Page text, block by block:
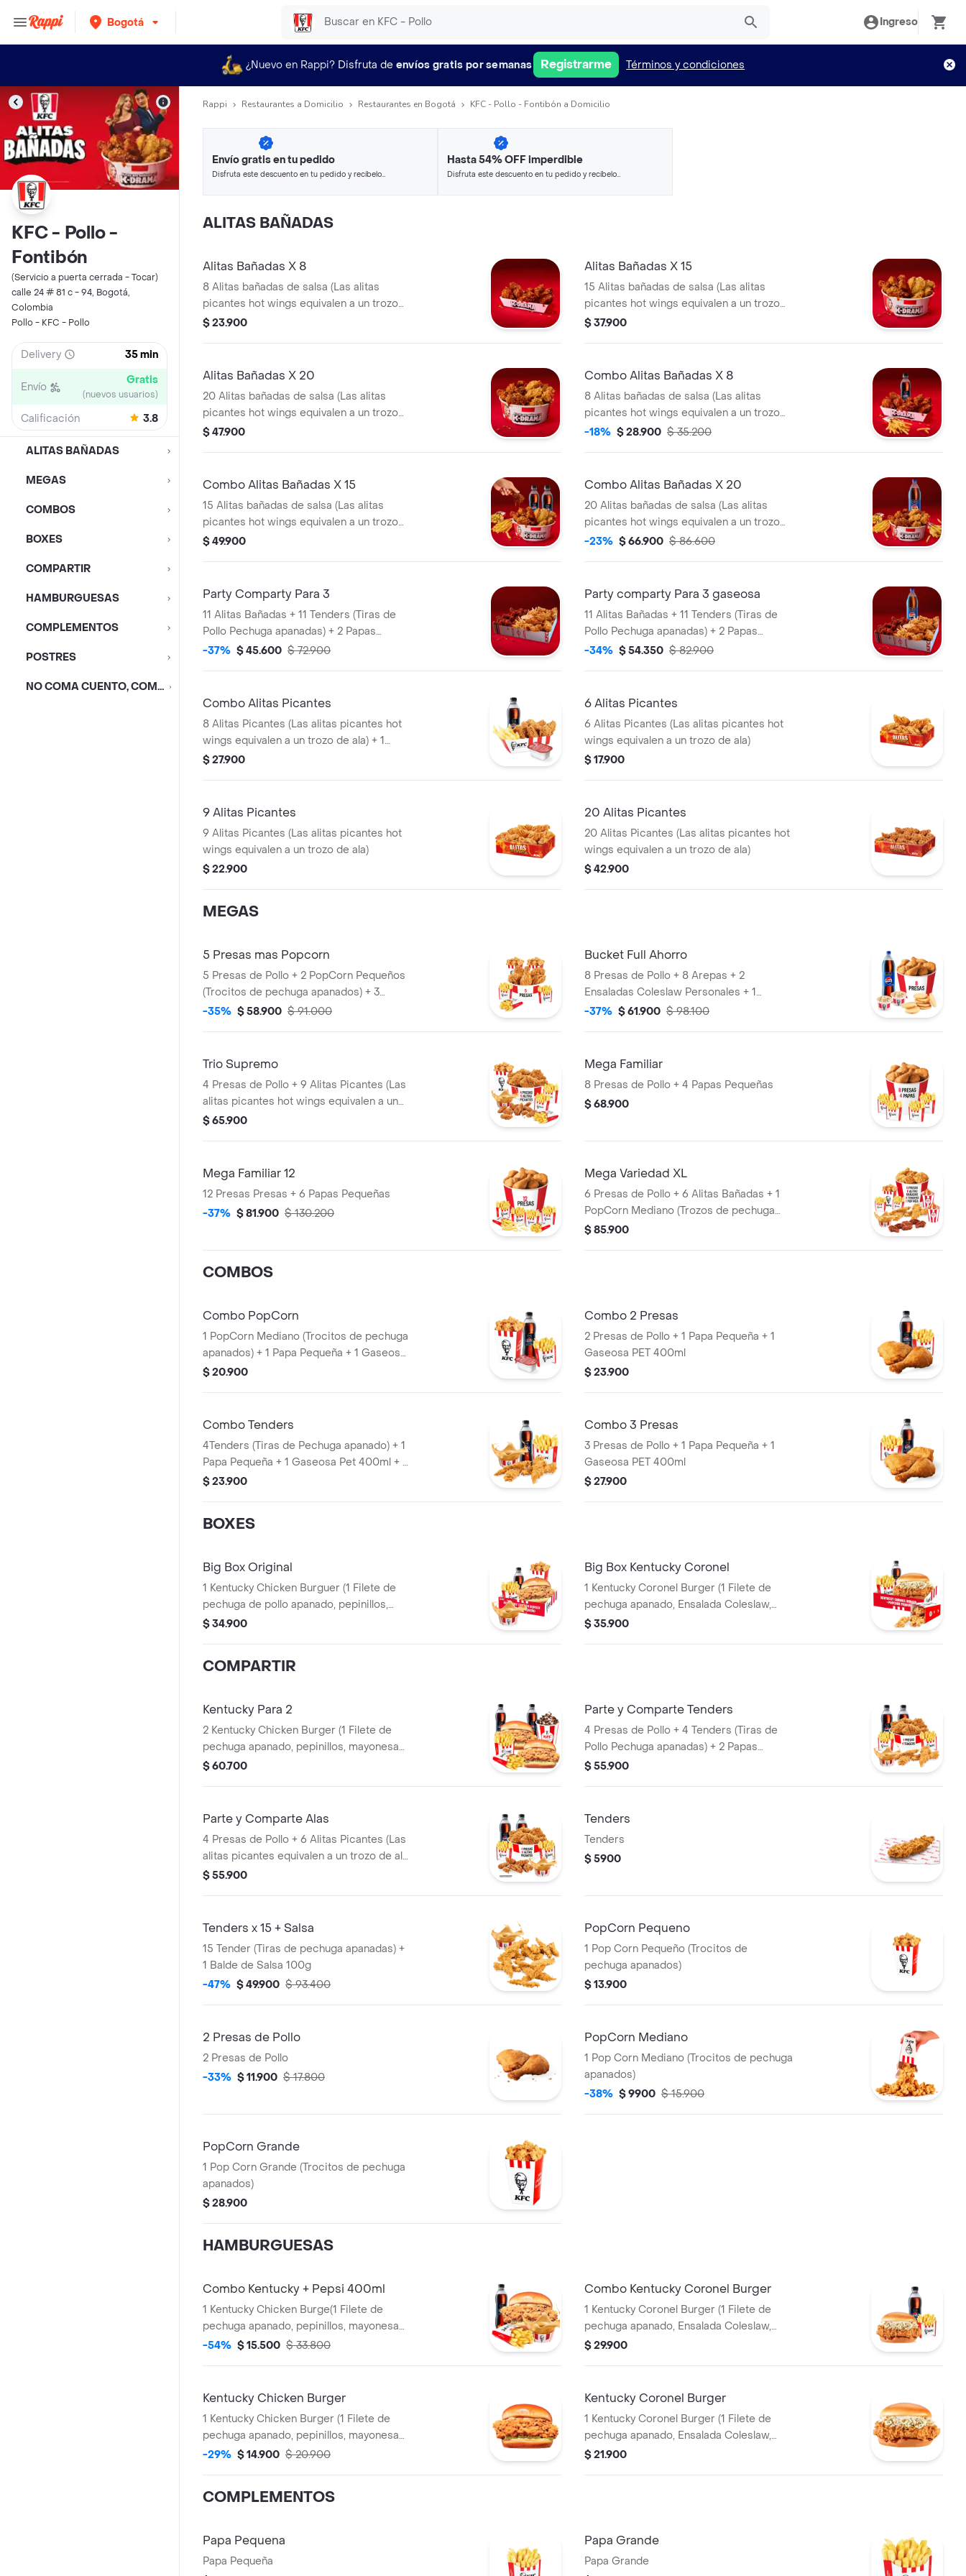
Bogotá Ingreso
¿Nuevo en Rappi? Disfruta de envíos gratis por semanas Registrarme Términos y condiciones
KFC - Pollo -
Fontibón
(Servicio a puerta cerrada - Tocar)
calle 24 # 81 c - 94, Bogotá,
Colombia
Pollo - KFC - Pollo
Delivery 35 min
Envío Gratis
(nuevos usuarios)
Calificación 3.8
ALITAS BAÑADAS
MEGAS
COMBOS
BOXES
COMPARTIR
HAMBURGUESAS
COMPLEMENTOS
POSTRES
NO COMA CUENTO, COMA DESCUENTO
Rappi Restaurantes a Domicilio Restaurantes en Bogotá KFC - Pollo - Fontibón a Domicilio
Envío gratis en tu pedido
Disfruta este descuento en tu pedido y recíbelo
Hasta 54% OFF imperdible
Disfruta este descuento en tu pedido y recíbelo
ALITAS BAÑADAS
Alitas Bañadas X 8
8 Alitas bañadas de salsa (Las alitas
picantes hot wings equivalen a un trozo
de ala)
$ 23.900
Alitas Bañadas X 15
15 Alitas bañadas de salsa (Las alitas
picantes hot wings equivalen a un trozo
de ala)
$ 37.900
Alitas Bañadas X 20
20 Alitas bañadas de salsa (Las alitas
picantes hot wings equivalen a un trozo
de ala)
$ 47.900
Combo Alitas Bañadas X 8
8 Alitas bañadas de salsa (Las alitas
picantes hot wings equivalen a un trozo
de ala) + 1 Papa Pequeña + 1 Gaseosa Pet
-18% $ 28.900 $ 35.200
Combo Alitas Bañadas X 15
15 Alitas bañadas de salsa (Las alitas
picantes hot wings equivalen a un trozo
de ala) + 2 Papa Pequeña + 2 Gaseosa Pet
$ 49.900
Combo Alitas Bañadas X 20
20 Alitas bañadas de salsa (Las alitas
picantes hot wings equivalen a un trozo
de ala) + 3 Papa Pequeña + 1 Gaseosa 1,5
-23% $ 66.900 $ 86.600
Party Comparty Para 3
11 Alitas Bañadas + 11 Tenders (Tiras de
Pollo Pechuga apanadas) + 2 Papas
Pequeñas + 1 Balde de Salsa 100g
-37% $ 45.600 $ 72.900
Party comparty Para 3 gaseosa
11 Alitas Bañadas + 11 Tenders (Tiras de
Pollo Pechuga apanadas) + 2 Papas
Pequeñas + 1 Balde de Salsa 100g + 1
-34% $ 54.350 $ 82.900
Combo Alitas Picantes
8 Alitas Picantes (Las alitas picantes hot
wings equivalen a un trozo de ala) + 1
Papa Pequeña + 1 Gaseosa PET 400ml + +
$ 27.900
6 Alitas Picantes
6 Alitas Picantes (Las alitas picantes hot
wings equivalen a un trozo de ala)
$ 17.900
9 Alitas Picantes
9 Alitas Picantes (Las alitas picantes hot
wings equivalen a un trozo de ala)
$ 22.900
20 Alitas Picantes
20 Alitas Picantes (Las alitas picantes hot
wings equivalen a un trozo de ala)
$ 42.900
MEGAS
5 Presas mas Popcorn
5 Presas de Pollo + 2 PopCorn Pequeños
(Trocitos de pechuga apanados) + 3
Papas Pequeñas
-35% $ 58.900 $ 91.000
Bucket Full Ahorro
8 Presas de Pollo + 8 Arepas + 2
Ensaladas Coleslaw Personales + 1
Gaseosa 1,5 Litros
-37% $ 61.900 $ 98.100
Trio Supremo
4 Presas de Pollo + 9 Alitas Picantes (Las
alitas picantes hot wings equivalen a un
trozo de ala) + 1 PopCorn Mediano (Trozos
$ 65.900
Mega Familiar
8 Presas de Pollo + 4 Papas Pequeñas
$ 68.900
Mega Familiar 12
12 Presas Presas + 6 Papas Pequeñas
-37% $ 81.900 $ 130.200
Mega Variedad XL
6 Presas de Pollo + 6 Alitas Bañadas + 1
PopCorn Mediano (Trozos de pechuga
apanados) + 4 Tenders (Tiras de Pollo
$ 85.900
COMBOS
Combo PopCorn
1 PopCorn Mediano (Trocitos de pechuga
apanados) + 1 Papa Pequeña + 1 Gaseosa
PET 400ml + 1 Blister de Salsa BBQ
$ 20.900
Combo 2 Presas
2 Presas de Pollo + 1 Papa Pequeña + 1
Gaseosa PET 400ml
$ 23.900
Combo Tenders
4Tenders (Tiras de Pechuga apanado) + 1
Papa Pequeña + 1 Gaseosa Pet 400ml + 1
$ 23.900
Combo 3 Presas
3 Presas de Pollo + 1 Papa Pequeña + 1
Gaseosa PET 400ml
$ 27.900
BOXES
Big Box Original
1 Kentucky Chicken Burguer (1 Filete de
pechuga de pollo apanado, pepinillos,
mayonesa premium y mantequilla) + 1
$ 34.900
Big Box Kentucky Coronel
1 Kentucky Coronel Burger (1 Filete de
pechuga apanado, Ensalada Coleslaw,
BBQ y mantequilla) + 1 Pop Corn
$ 35.900
COMPARTIR
Kentucky Para 2
2 Kentucky Chicken Burger (1 Filete de
pechuga apanado, pepinillos, mayonesa
premium y mantequilla) + 2 Papas
$ 60.700
Parte y Comparte Tenders
4 Presas de Pollo + 4 Tenders (Tiras de
Pollo Pechuga apanadas) + 2 Papas
Pequeñas + 1 Balde de Salsa 100g + 2
$ 55.900
Parte y Comparte Alas
4 Presas de Pollo + 6 Alitas Picantes (Las
alitas picantes equivalen a un trozo de ala)
+ 2 Papas Pequeñas + 2 Gaseosas Pet
$ 55.900
Tenders
Tenders
$ 5900
Tenders x 15 + Salsa
15 Tender (Tiras de pechuga apanadas) +
1 Balde de Salsa 100g
-47% $ 49.900 $ 93.400
PopCorn Pequeno
1 Pop Corn Pequeño (Trocitos de
pechuga apanados)
$ 13.900
2 Presas de Pollo
2 Presas de Pollo
-33% $ 11.900 $ 17.800
PopCorn Mediano
1 Pop Corn Mediano (Trocitos de pechuga
apanados)
-38% $ 9900 $ 15.900
PopCorn Grande
1 Pop Corn Grande (Trocitos de pechuga
apanados)
$ 28.900
HAMBURGUESAS
Combo Kentucky + Pepsi 400ml
1 Kentucky Chicken Burge(1 Filete de
pechuga apanado, pepinillos, mayonesa
premium y mantequilla) + 1 Papa Pequeña
-54% $ 15.500 $ 33.800
Combo Kentucky Coronel Burger
1 Kentucky Coronel Burger (1 Filete de
pechuga apanado, Ensalada Coleslaw,
BBQ y mantequilla) + 1 Papa Pequeña + 1
$ 29.900
Kentucky Chicken Burger
1 Kentucky Chicken Burger (1 Filete de
pechuga apanado, pepinillos, mayonesa
premium y mantequilla)
-29% $ 14.900 $ 20.900
Kentucky Coronel Burger
1 Kentucky Coronel Burger (1 Filete de
pechuga apanado, Ensalada Coleslaw,
BBQ y mantequilla)
$ 21.900
COMPLEMENTOS
Papa Pequena
Papa Pequeña
Papa Grande
Papa Grande